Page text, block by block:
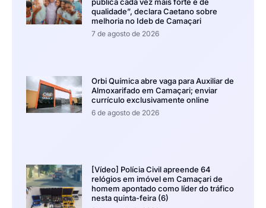
qualidade”, declara Caetano sobre
melhoria no Ideb de Camaçari
7 de agosto de 2026
Orbi Química abre vaga para Auxiliar de
Almoxarifado em Camaçari; enviar
currículo exclusivamente online
6 de agosto de 2026
[Vídeo] Polícia Civil apreende 64
relógios em imóvel em Camaçari de
homem apontado como líder do tráfico
nesta quinta-feira (6)